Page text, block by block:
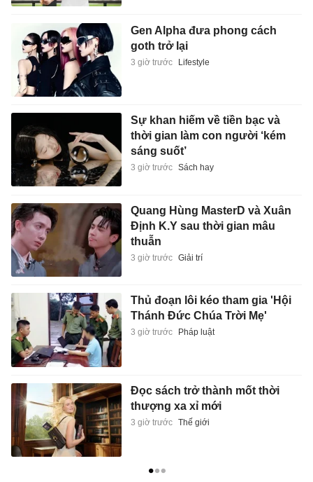
Gen Alpha đưa phong cách
goth trở lại
3 giờ trước Lifestyle
Sự khan hiếm về tiền bạc và
thời gian làm con người ‘kém
sáng suốt’
3 giờ trước Sách hay
Quang Hùng MasterD và Xuân
Định K.Y sau thời gian mâu
thuẫn
3 giờ trước Giải trí
Thủ đoạn lôi kéo tham gia 'Hội
Thánh Đức Chúa Trời Mẹ'
3 giờ trước Pháp luật
Đọc sách trở thành mốt thời
thượng xa xỉ mới
3 giờ trước Thế giới